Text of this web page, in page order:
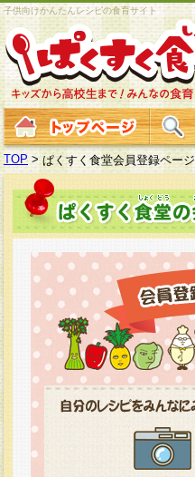
子供向けかんたんレシピの食育サイト
TOP >ぱくすく食堂会員登録ページ